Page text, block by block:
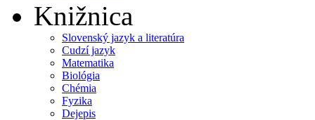
Knižnica
Slovenský jazyk a literatúra
Cudzí jazyk
Matematika
Biológia
Chémia
Fyzika
Dejepis